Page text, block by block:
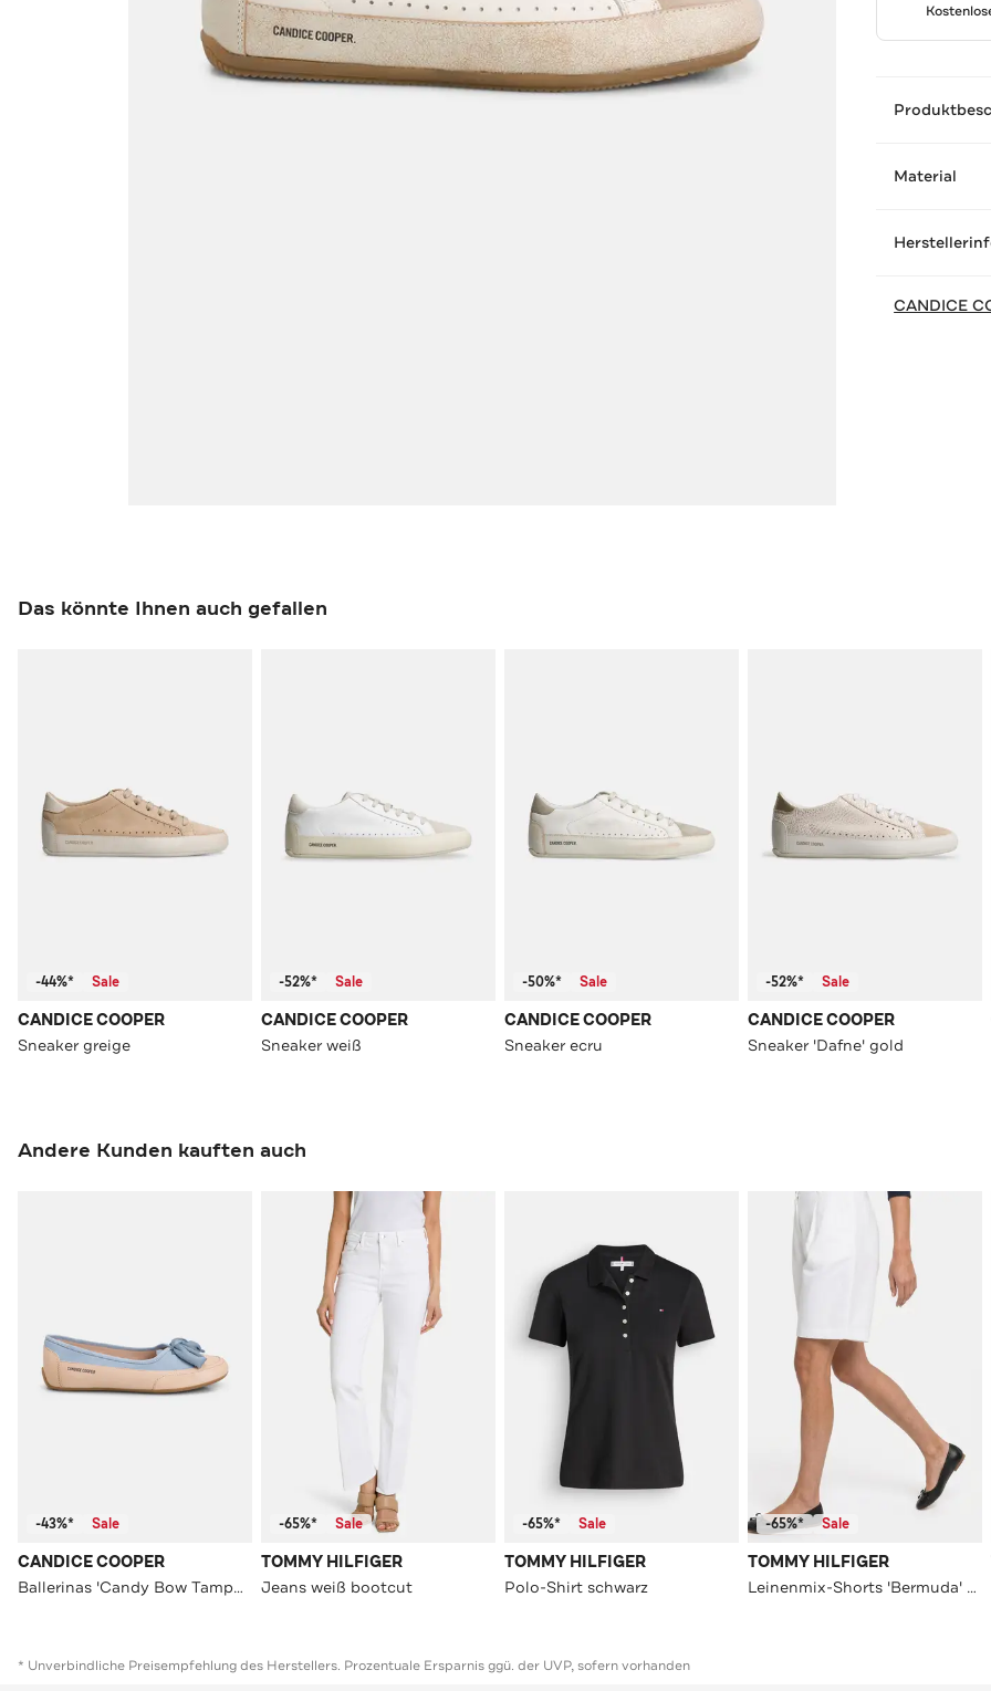
Material
CANDICE
Das könnte Ihnen auch gefallen
-44%* Sale
CANDICE COOPER
Sneaker greige
-52%* Sale
CANDICE COOPER
Sneaker weiß
-50%* Sale
CANDICE COOPER
Sneaker ecru
-52%* Sale
CANDICE COOPER
Sneaker 'Dafne' gold
Andere Kunden kauften auch
-43%* Sale
CANDICE COOPER
Ballerinas 'Candy Bow Tamponato' zweifarbig
-65%* Sale
TOMMY HILFIGER
Jeans weiß bootcut
-65%* Sale
TOMMY HILFIGER
Polo-Shirt schwarz
-65%* Sale
TOMMY HILFIGER
Leinenmix-Shorts 'Bermuda' weiß
* Unverbindliche Preisempfehlung des Herstellers. Prozentuale Ersparnis ggü. der UVP, sofern vorhanden